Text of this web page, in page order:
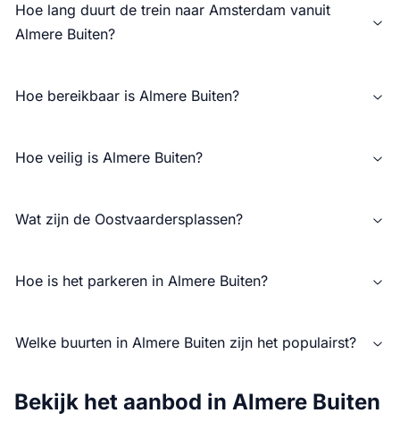
Hoe lang duurt de trein naar Amsterdam vanuit
Almere Buiten?
Hoe bereikbaar is Almere Buiten?
Hoe veilig is Almere Buiten?
Wat zijn de Oostvaardersplassen?
Hoe is het parkeren in Almere Buiten?
Welke buurten in Almere Buiten zijn het populairst?
Bekijk het aanbod in Almere Buiten